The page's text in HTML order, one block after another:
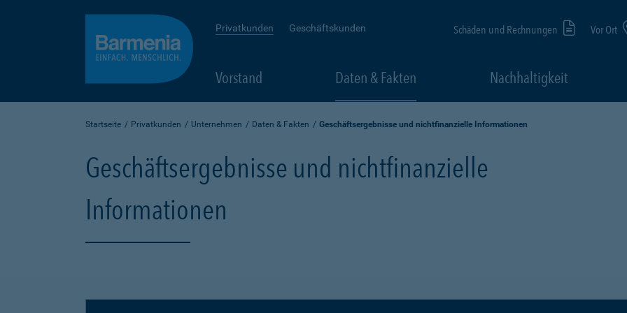
Privatkunden Geschäftskunden Schäden und Rechnungen Vor Ort
Vorstand Daten & Fakten Nachhaltigkeit
Startseite Privatkunden Unternehmen Daten & Fakten Geschäftsergebnisse und nichtfinanzielle Informationen
Geschäftsergebnisse und nichtfinanzielle
Informationen